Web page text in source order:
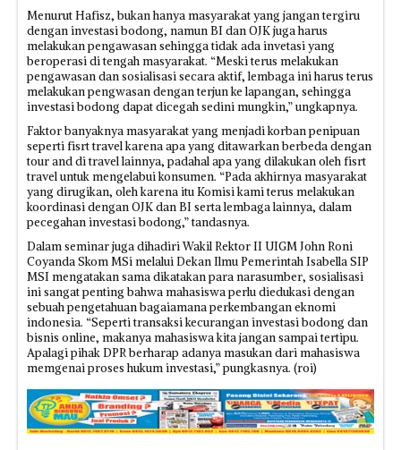
Menurut Hafisz, bukan hanya masyarakat yang jangan tergiru
dengan investasi bodong, namun BI dan OJK juga harus
melakukan pengawasan sehingga tidak ada invetasi yang
beroperasi di tengah masyarakat. “Meski terus melakukan
pengawasan dan sosialisasi secara aktif, lembaga ini harus terus
melakukan pengwasan dengan terjun ke lapangan, sehingga
investasi bodong dapat dicegah sedini mungkin,” ungkapnya.
Faktor banyaknya masyarakat yang menjadi korban penipuan
seperti fisrt travel karena apa yang ditawarkan berbeda dengan
tour and di travel lainnya, padahal apa yang dilakukan oleh fisrt
travel untuk mengelabui konsumen. “Pada akhirnya masyarakat
yang dirugikan, oleh karena itu Komisi kami terus melakukan
koordinasi dengan OJK dan BI serta lembaga lainnya, dalam
pecegahan investasi bodong,” tandasnya.
Dalam seminar juga dihadiri Wakil Rektor II UIGM John Roni
Coyanda Skom MSi melalui Dekan Ilmu Pemerintah Isabella SIP
MSI mengatakan sama dikatakan para narasumber, sosialisasi
ini sangat penting bahwa mahasiswa perlu diedukasi dengan
sebuah pengetahuan bagaiamana perkembangan eknomi
indonesia. “Seperti transaksi kecurangan investasi bodong dan
bisnis online, makanya mahasiswa kita jangan sampai tertipu.
Apalagi pihak DPR berharap adanya masukan dari mahasiswa
memgenai proses hukum investasi,” pungkasnya. (roi)